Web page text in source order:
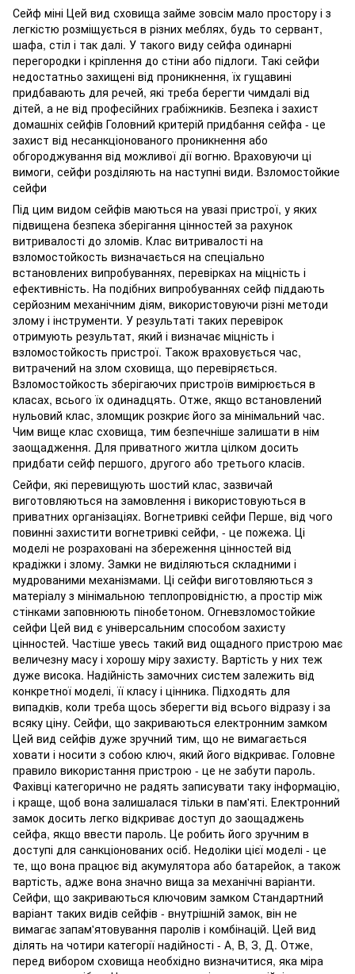
Сейф міні Цей вид сховища займе зовсім мало простору і з
легкістю розміщується в різних меблях, будь то сервант,
шафа, стіл і так далі. У такого виду сейфа одинарні
перегородки і кріплення до стіни або підлоги. Такі сейфи
недостатньо захищені від проникнення, їх гущавині
придбавають для речей, які треба берегти чимдалі від
дітей, а не від професійних грабіжників. Безпека і захист
домашніх сейфів Головний критерій придбання сейфа - це
захист від несанкціонованого проникнення або
обгороджування від можливої дії вогню. Враховуючи ці
вимоги, сейфи розділяють на наступні види. Взломостойкие
сейфи
Під цим видом сейфів маються на увазі пристрої, у яких
підвищена безпека зберігання цінностей за рахунок
витривалості до зломів. Клас витривалості на
взломостойкость визначається на спеціально
встановлених випробуваннях, перевірках на міцність і
ефективність. На подібних випробуваннях сейф піддають
серйозним механічним діям, використовуючи різні методи
злому і інструменти. У результаті таких перевірок
отримують результат, який і визначає міцність і
взломостойкость пристрої. Також враховується час,
витрачений на злом сховища, що перевіряється.
Взломостойкость зберігаючих пристроїв вимірюється в
класах, всього їх одинадцять. Отже, якщо встановлений
нульовий клас, зломщик розкриє його за мінімальний час.
Чим вище клас сховища, тим безпечніше залишати в нім
заощадження. Для приватного житла цілком досить
придбати сейф першого, другого або третього класів.
Сейфи, які перевищують шостий клас, зазвичай
виготовляються на замовлення і використовуються в
приватних організаціях. Вогнетривкі сейфи Перше, від чого
повинні захистити вогнетривкі сейфи, - це пожежа. Ці
моделі не розраховані на збереження цінностей від
крадіжки і злому. Замки не виділяються складними і
мудрованими механізмами. Ці сейфи виготовляються з
матеріалу з мінімальною теплопровідністю, а простір між
стінками заповнюють пінобетоном. Огневзломостойкие
сейфи Цей вид є універсальним способом захисту
цінностей. Частіше увесь такий вид ощадного пристрою має
величезну масу і хорошу міру захисту. Вартість у них теж
дуже висока. Надійність замочних систем залежить від
конкретної моделі, її класу і цінника. Підходять для
випадків, коли треба щось зберегти від всього відразу і за
всяку ціну. Сейфи, що закриваються електронним замком
Цей вид сейфів дуже зручний тим, що не вимагається
ховати і носити з собою ключ, який його відкриває. Головне
правило використання пристрою - це не забути пароль.
Фахівці категорично не радять записувати таку інформацію,
і краще, щоб вона залишалася тільки в пам'яті. Електронний
замок досить легко відкриває доступ до заощаджень
сейфа, якщо ввести пароль. Це робить його зручним в
доступі для санкціонованих осіб. Недоліки цієї моделі - це
те, що вона працює від акумулятора або батарейок, а також
вартість, адже вона значно вища за механічні варіанти.
Сейфи, що закриваються ключовим замком Стандартний
варіант таких видів сейфів - внутрішній замок, він не
вимагає запам'ятовування паролів і комбінацій. Цей вид
ділять на чотири категорії надійності - А, B, З, Д. Отже,
перед вибором сховища необхідно визначитися, яка міра